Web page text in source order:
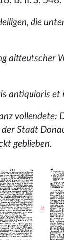
die
altteutscher
antiquioris et
Stadt
geblieben.